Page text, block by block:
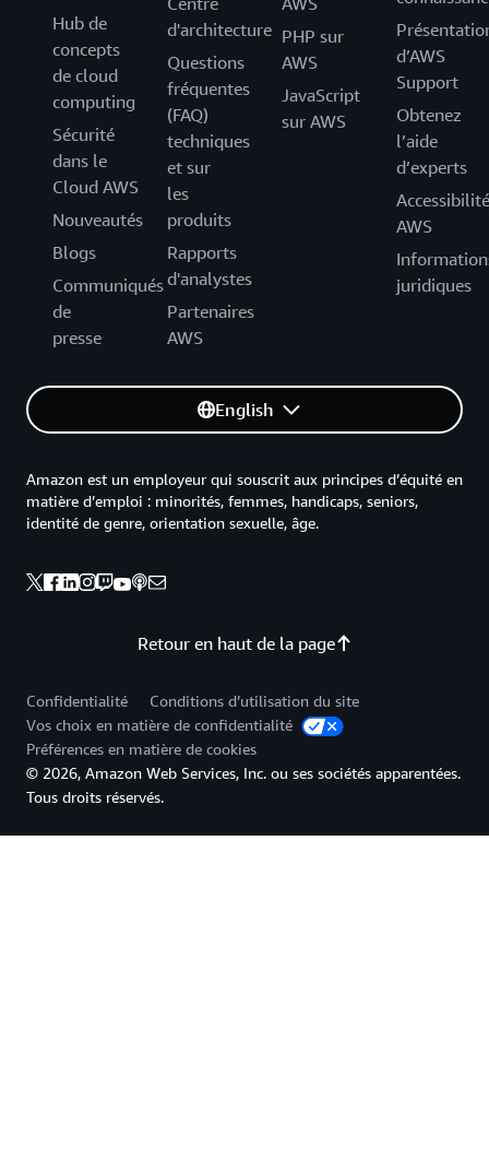
Hub de
concepts
de cloud
computing
Sécurité
dans le
Cloud AWS
Nouveautés
Blogs
Communiqués
de
presse
d'architecture
Questions
fréquentes
(FAQ)
techniques
et sur
les
produits
Rapports
d'analystes
Partenaires
AWS
PHP sur
AWS
JavaScript
sur AWS
d’AWS
Support
Obtenez
l’aide
d’experts
Accessibilité
AWS
juridiques
English
Retour en haut de la page
Amazon est un employeur qui souscrit aux principes d’équité en
matière d’emploi : minorités, femmes, handicaps, seniors,
identité de genre, orientation sexuelle, âge.
Confidentialité
Conditions d’utilisation du site
Vos choix en matière de confidentialité
Préférences en matière de cookies
© 2026, Amazon Web Services, Inc. ou ses sociétés apparentées.
Tous droits réservés.